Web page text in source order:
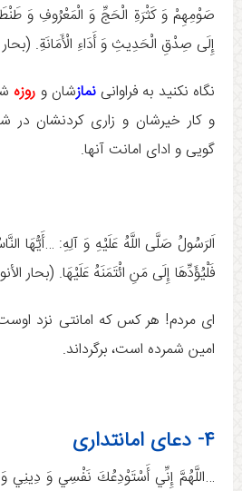
صَوْمِهِمْ وَ كَثْرَةِ الْحَجِّ وَ الْمَعْرُوفِ وَ
إِلَى صِدْقِ الْحَدِيثِ وَ أَدَاءِ الْأَمَانَةِ. (بحار الأنوار
نگاه نکنید به فراوانینمازشان و روزه
و کار خیرشان و زاری کردنشان در
گویی و ادای امانت آنها.
اَلرَسُولُ صَلَّى اللَّهُ عَلَيْهِ وَ آلِهِ:‏‏ …أَيُّهَا
فَلْيُؤَدِّهَا إِلَى‏ مَنِ‏ ائْتَمَنَهُ‏ عَلَيْهَا. (بحار الأنوار ج
اى مردم! هر كس كه امانتى نزد
امین شمرده است، برگرداند.
۴- دعای امانتداری
…اللَّهُمَّ إِنِّي أَسْتَوْدِعُكَ نَفْسِي وَ دِينِي